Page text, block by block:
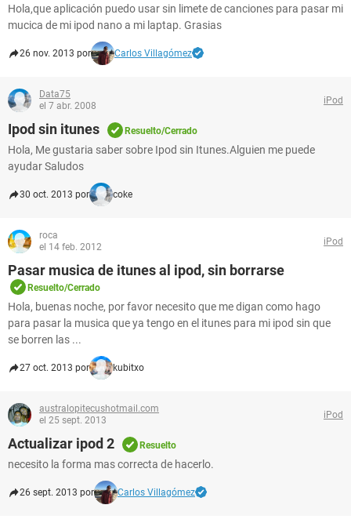
Hola,que aplicación puedo usar sin limete de canciones para pasar mi
mucica de mi ipod nano a mi laptap. Grasias
26 nov. 2013 por Carlos Villagómez
Data75
el 7 abr. 2008
iPod
Ipod sin itunes Resuelto/Cerrado
Hola, Me gustaria saber sobre Ipod sin Itunes.Alguien me puede
ayudar Saludos
30 oct. 2013 por coke
roca
el 14 feb. 2012
iPod
Pasar musica de itunes al ipod, sin borrarse
Resuelto/Cerrado
Hola, buenas noche, por favor necesito que me digan como hago
para pasar la musica que ya tengo en el itunes para mi ipod sin que
se borren las ...
27 oct. 2013 por kubitxo
australopitecushotmail.com
el 25 sept. 2013
iPod
Actualizar ipod 2 Resuelto
necesito la forma mas correcta de hacerlo.
26 sept. 2013 por Carlos Villagómez